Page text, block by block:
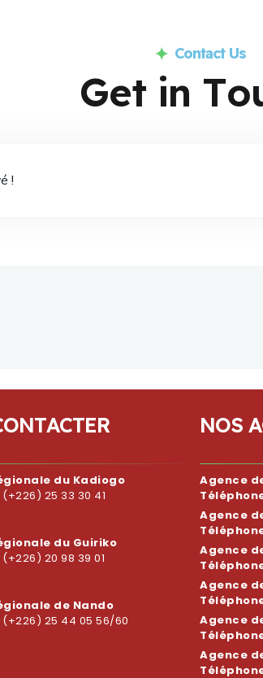
Contact Us
Get in To
!
ONTACTER
du Kadiogo
(+226) 25 33 30 41
du Guiriko
(+226) 20 98 39 01
de Nando
(+226) 25 44 05 56/60
NOS A
Agence
Agence
Agence
Agence
Agence
Agence